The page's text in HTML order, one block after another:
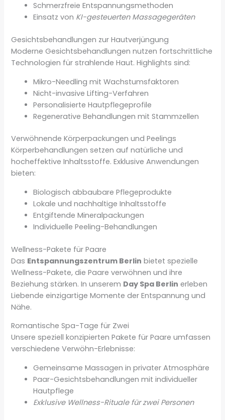
Schmerzfreie Entspannungsmethoden
Einsatz von KI-gesteuerten Massagegeräten
Gesichtsbehandlungen zur Hautverjüngung
Moderne Gesichtsbehandlungen nutzen fortschrittliche
Technologien für strahlende Haut. Highlights sind:
Mikro-Needling mit Wachstumsfaktoren
Nicht-invasive Lifting-Verfahren
Personalisierte Hautpflegeprofile
Regenerative Behandlungen mit Stammzellen
Verwöhnende Körperpackungen und Peelings
Körperbehandlungen setzen auf natürliche und
hocheffektive Inhaltsstoffe. Exklusive Anwendungen
bieten:
Biologisch abbaubare Pflegeprodukte
Lokale und nachhaltige Inhaltsstoffe
Entgiftende Mineralpackungen
Individuelle Peeling-Behandlungen
Wellness-Pakete für Paare
Das Entspannungszentrum Berlin bietet spezielle
Wellness-Pakete, die Paare verwöhnen und ihre
Beziehung stärken. In unserem Day Spa Berlin erleben
Liebende einzigartige Momente der Entspannung und
Nähe.
Romantische Spa-Tage für Zwei
Unsere speziell konzipierten Pakete für Paare umfassen
verschiedene Verwöhn-Erlebnisse:
Gemeinsame Massagen in privater Atmosphäre
Paar-Gesichtsbehandlungen mit individueller
Hautpflege
Exklusive Wellness-Rituale für zwei Personen